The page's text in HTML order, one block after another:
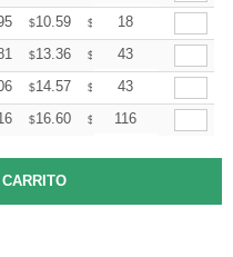
$10.59 $ 10.41
18
$13.36 $ 13.14
43
$14.57 $ 14.32
43
$16.60 $ 16.32
116